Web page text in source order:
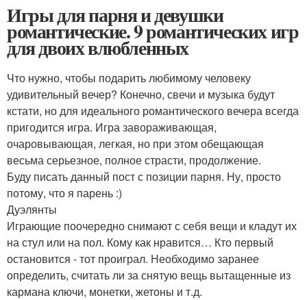
Игры для парня и девушки
романтические. 9 романтических игр
для двоих влюбленных
Что нужно, чтобы подарить любимому человеку
удивительный вечер? Конечно, свечи и музыка будут
кстати, но для идеального романтического вечера всегда
пригодится игра. Игра завораживающая,
очаровывающая, легкая, но при этом обещающая
весьма серьезное, полное страсти, продолжение.
Буду писать данный пост с позиции парня. Ну, просто
потому, что я парень :)
Дуэлянты
Играющие поочередно снимают с себя вещи и кладут их
на стул или на пол. Кому как нравится… Кто первый
остановится - тот проиграл. Необходимо заранее
определить, считать ли за снятую вещь вытащенные из
кармана ключи, монетки, жетоны и т.д.